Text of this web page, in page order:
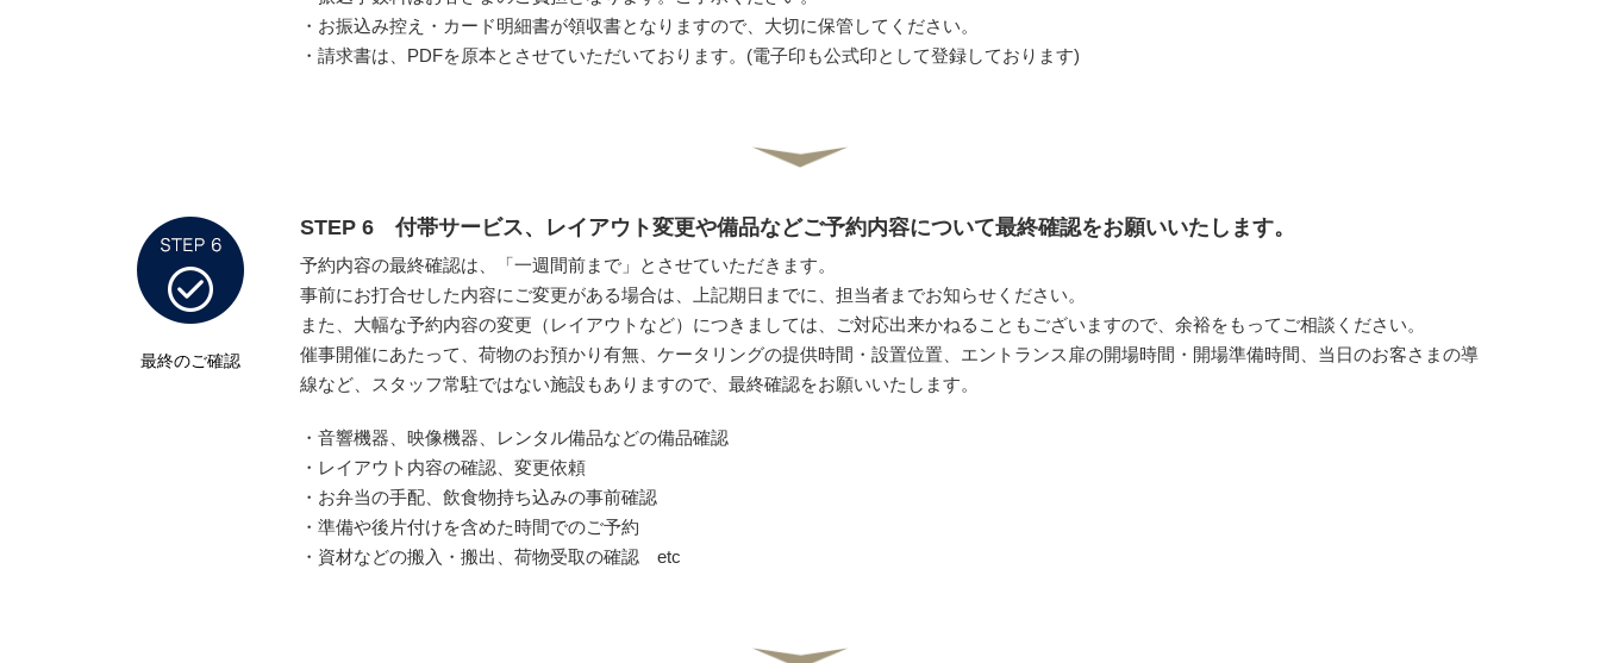
・お振込み控え・カード明細書が領収書となりますので、大切に保管してください。
・請求書は、PDFを原本とさせていただいております。(電子印も公式印として登録しております)
最終のご確認
STEP 6 付帯サービス、レイアウト変更や備品などご予約内容について最終確認をお願いいたします。
予約内容の最終確認は、「一週間前まで」とさせていただきます。
事前にお打合せした内容にご変更がある場合は、上記期日までに、担当者までお知らせください。
また、大幅な予約内容の変更（レイアウトなど）につきましては、ご対応出来かねることもございますので、余裕をもってご相談ください。
催事開催にあたって、荷物のお預かり有無、ケータリングの提供時間・設置位置、エントランス扉の開場時間・開場準備時間、当日のお客さまの導
線など、スタッフ常駐ではない施設もありますので、最終確認をお願いいたします。
・音響機器、映像機器、レンタル備品などの備品確認
・レイアウト内容の確認、変更依頼
・お弁当の手配、飲食物持ち込みの事前確認
・準備や後片付けを含めた時間でのご予約
・資材などの搬入・搬出、荷物受取の確認 etc